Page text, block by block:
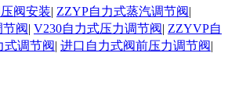
阀安装| ZZYP自力式蒸汽调节阀|
阀| V230自力式压力调节阀| ZZYVP自
式调节阀| 进口自力式阀前压力调节阀|